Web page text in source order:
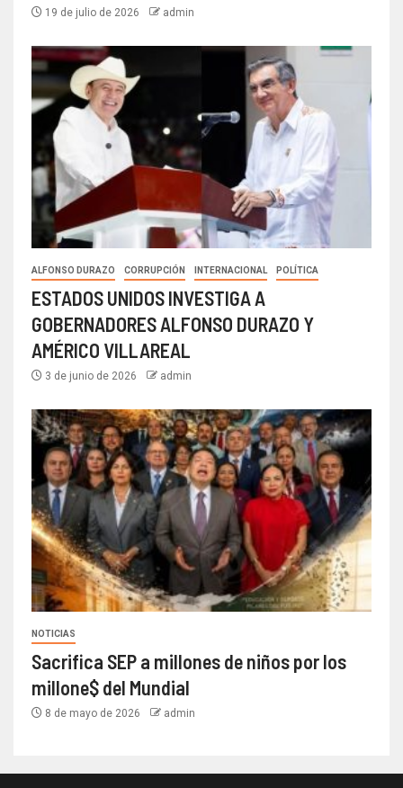
19 de julio de 2026 admin
ALFONSO DURAZO CORRUPCIÓN INTERNACIONAL POLÍTICA
ESTADOS UNIDOS INVESTIGA A
GOBERNADORES ALFONSO DURAZO Y
AMÉRICO VILLAREAL
3 de junio de 2026 admin
NOTICIAS
Sacrifica SEP a millones de niños por los
millone$ del Mundial
8 de mayo de 2026 admin